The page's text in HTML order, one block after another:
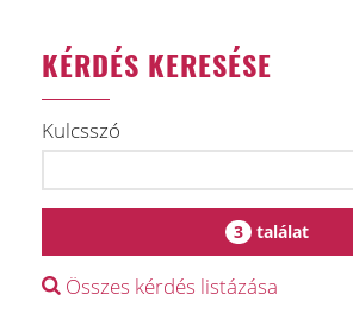
KÉRDÉS KERESÉSE
Kulcsszó
3 találat
Összes kérdés listázása